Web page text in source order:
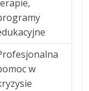
w